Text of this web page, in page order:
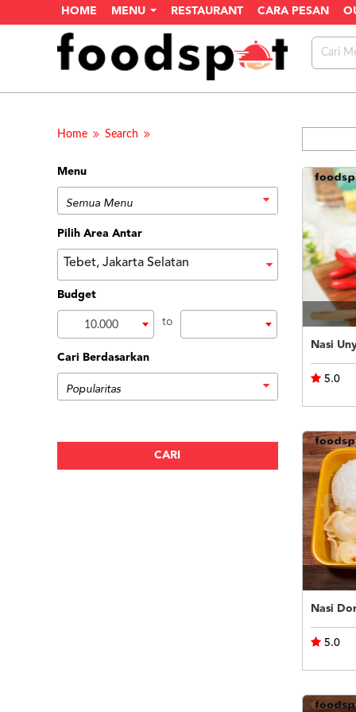
HOME MENU RESTAURANT CARA PESAN
Home Search
Menu
Pilih Area Antar
Tebet, Jakarta Selatan
Budget
10.000 to
Cari Berdasarkan
Nasi
5.0
Nasi
5.0